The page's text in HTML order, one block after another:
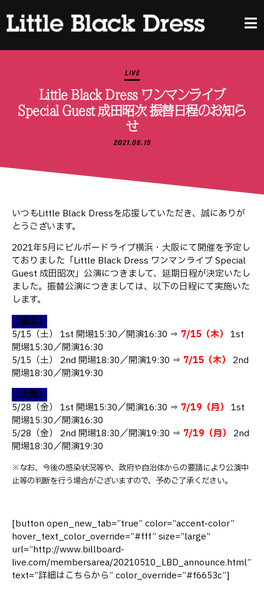
LIVE
Little Black Dress ワンマンライブ
Special Guest 成田昭次 振替日程のお知ら
せ
2021.06.15
いつもLittle Black Dressを応援していただき、誠にありが
とうございます。
2021年5月にビルボードライブ横浜・大阪にて開催を予定し
ておりました「Little Black Dress ワンマンライブ Special
Guest 成田昭次」公演につきまして、延期日程が決定いたし
ました。振替公演につきましては、以下の日程にて実施いた
します。
【横浜】
5/15（土） 1st 開場15:30／開演16:30 ⇒ 7/15（木） 1st
開場15:30／開演16:30
5/15（土） 2nd 開場18:30／開演19:30 ⇒ 7/15（木）
2nd
開場18:30／開演19:30
【大阪】
5/28（金） 1st 開場15:30／開演16:30 ⇒ 7/19（月） 1st
開場15:30／開演16:30
5/28（金） 2nd 開場18:30／開演19:30 ⇒ 7/19（月）
2nd
開場18:30／開演19:30
※なお、今後の感染状況等や、政府や自治体からの要請により公演中
止等の判断を行う場合がございますので、予めご了承ください。
[button open_new_tab=”true” color=”accent-color”
hover_text_color_override=”#fff” size=”large”
url=”http://www.billboard-
live.com/membersarea/20210510_LBD_announce.html”
text=”詳細はこちらから” color_override=”#f6653c”]